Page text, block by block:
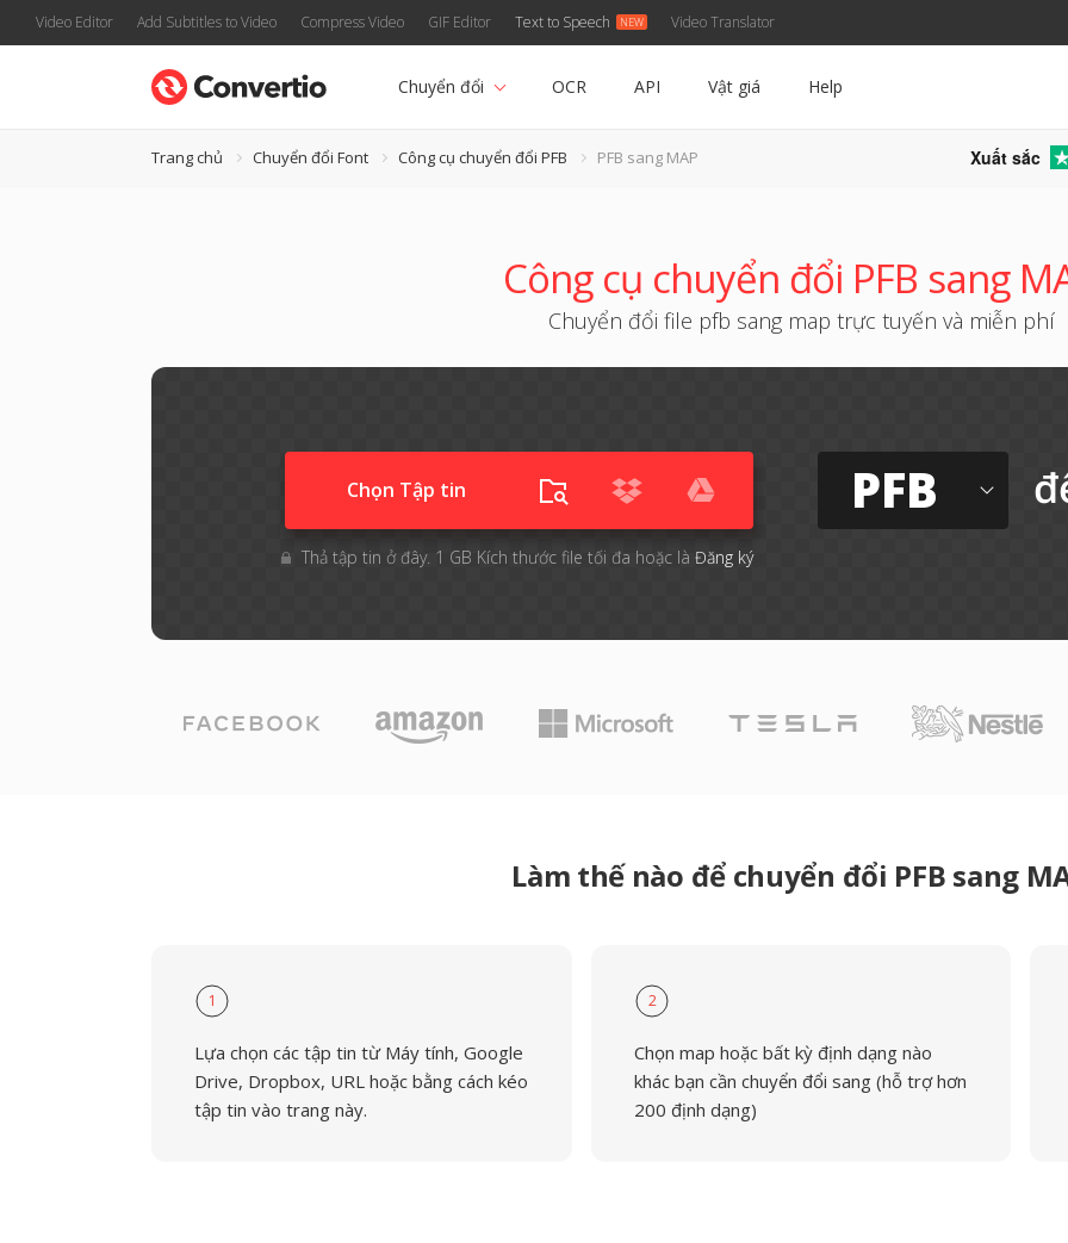
Video Editor Add Subtitles to Video Compress Video GIF Editor Text to Speech Video Translator
Chuyển đổi OCR API Vật giá Help
Trang chủ Chuyển đổi Font Công cụ chuyển đổi PFB PFB sang MAP Xuất sắc
Công cụ chuyển đổi PFB sang
Chuyển đổi file pfb sang map trực tuyến và miễn phí
Chọn Tập tin
Thả tập tin ở đây. 1 GB Kích thước file tối đa hoặc là Đăng ký
PFB
Làm thế nào để chuyển đổi PFB sang
1
Lựa chọn các tập tin từ Máy tính, Google
Drive, Dropbox, URL hoặc bằng cách kéo
tập tin vào trang này.
2
Chọn map hoặc bất kỳ định dạng nào
khác bạn cần chuyển đổi sang (hỗ trợ hơn
200 định dạng)